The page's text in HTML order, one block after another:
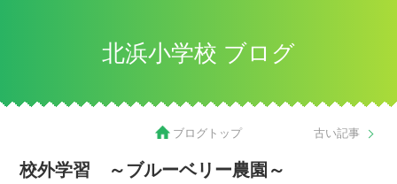
北浜小学校 ブログ
古い記事
ブログトップ
校外学習 ～ブルーベリー農園～